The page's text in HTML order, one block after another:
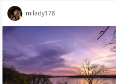
milady178